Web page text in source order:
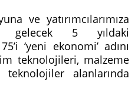
ve yatırımcılarımıza
gelecek 5 yıldaki
‘yeni ekonomi’ adını
teknolojileri, malzeme
alanlarında